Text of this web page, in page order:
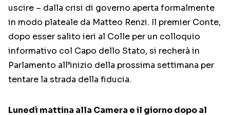
uscire – dalla crisi di governo aperta formalmente
in modo plateale da Matteo Renzi. Il premier Conte,
dopo esser salito ieri al Colle per un colloquio
informativo col Capo dello Stato, si recherà in
Parlamento all’inizio della prossima settimana per
tentare la strada della fiducia.
Lunedì mattina alla Camera e il giorno dopo al